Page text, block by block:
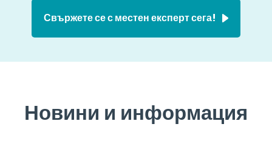
Свържете се с местен експерт сега!
Новини и информация